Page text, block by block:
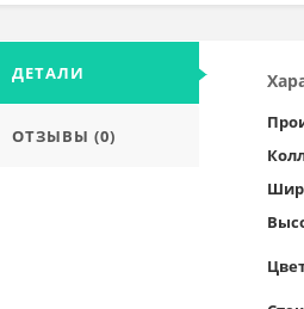
ДЕТАЛИ
ОТЗЫВЫ (0)